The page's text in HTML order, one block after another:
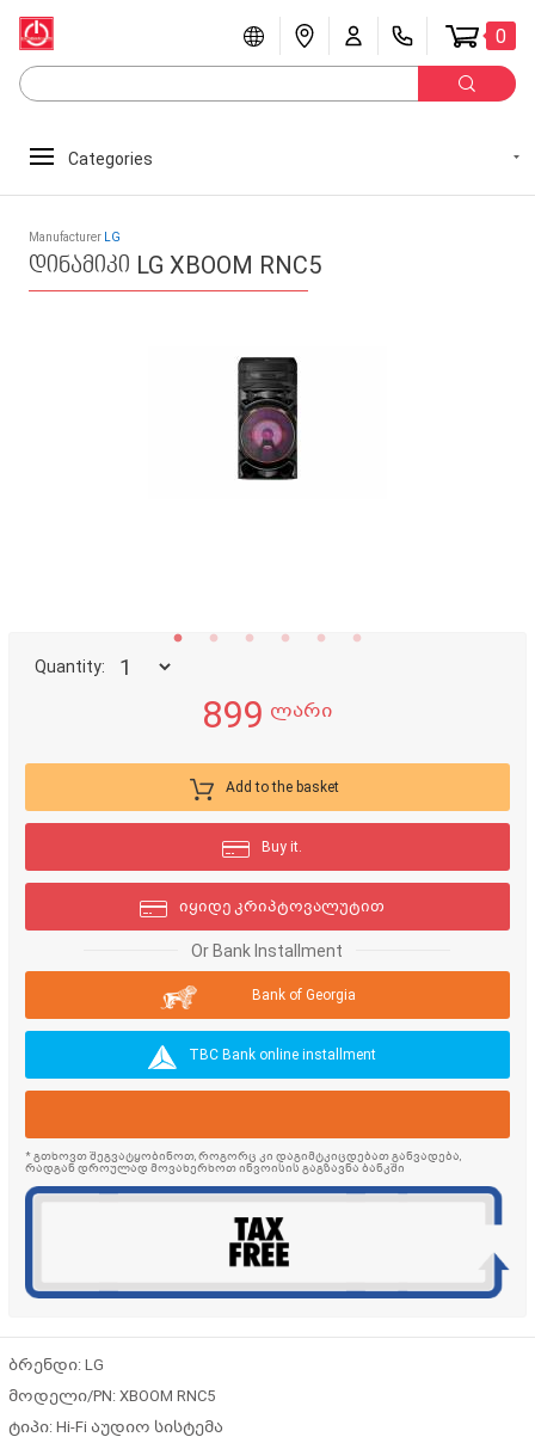
0
Categories
Manufacturer LG
დინამიკი LG XBOOM RNC5
Quantity:
899 ლარი
Add to the basket
Buy it.
იყიდე კრიპტოვალუტით
Or Bank Installment
Bank of Georgia
TBC Bank online installment
* გთხოვთ შეგვატყობინოთ, როგორც კი დაგიმტკიცდებათ განვადება,
რადგან დროულად მოვახერხოთ ინვოისის გაგზავნა ბანკში
ბრენდი: LG
მოდელი/PN: XBOOM RNC5
ტიპი: Hi-Fi აუდიო სისტემა